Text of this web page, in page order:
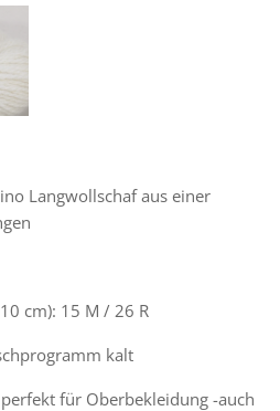
Langwollschaf aus einer
cm): 15 M / 26 R
kalt
für Oberbekleidung -auch